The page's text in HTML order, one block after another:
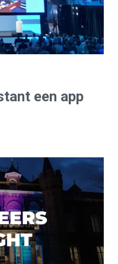
een app